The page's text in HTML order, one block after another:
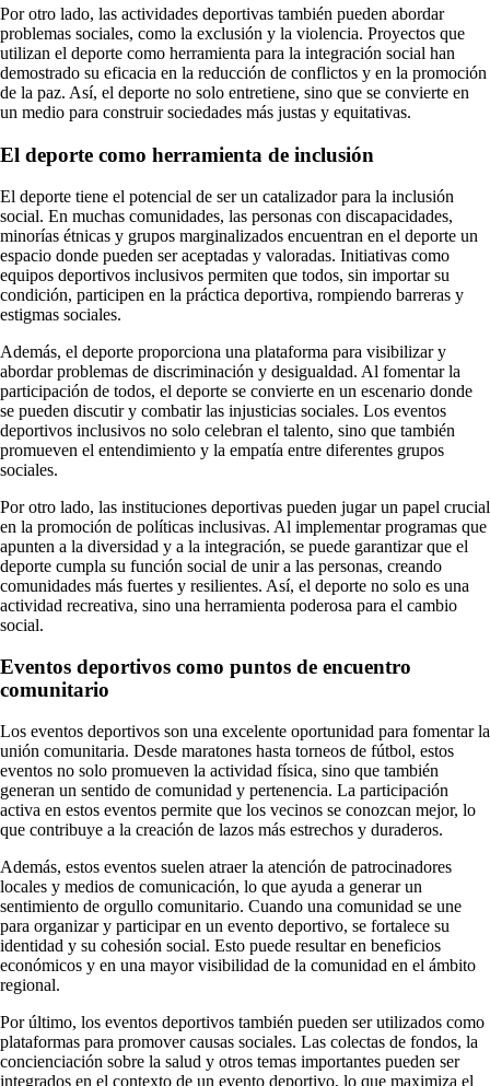
Por otro lado, las actividades deportivas también pueden abordar
problemas sociales, como la exclusión y la violencia. Proyectos que
utilizan el deporte como herramienta para la integración social han
demostrado su eficacia en la reducción de conflictos y en la promoción
de la paz. Así, el deporte no solo entretiene, sino que se convierte en
un medio para construir sociedades más justas y equitativas.
El deporte como herramienta de inclusión
El deporte tiene el potencial de ser un catalizador para la inclusión
social. En muchas comunidades, las personas con discapacidades,
minorías étnicas y grupos marginalizados encuentran en el deporte un
espacio donde pueden ser aceptadas y valoradas. Initiativas como
equipos deportivos inclusivos permiten que todos, sin importar su
condición, participen en la práctica deportiva, rompiendo barreras y
estigmas sociales.
Además, el deporte proporciona una plataforma para visibilizar y
abordar problemas de discriminación y desigualdad. Al fomentar la
participación de todos, el deporte se convierte en un escenario donde
se pueden discutir y combatir las injusticias sociales. Los eventos
deportivos inclusivos no solo celebran el talento, sino que también
promueven el entendimiento y la empatía entre diferentes grupos
sociales.
Por otro lado, las instituciones deportivas pueden jugar un papel crucial
en la promoción de políticas inclusivas. Al implementar programas que
apunten a la diversidad y a la integración, se puede garantizar que el
deporte cumpla su función social de unir a las personas, creando
comunidades más fuertes y resilientes. Así, el deporte no solo es una
actividad recreativa, sino una herramienta poderosa para el cambio
social.
Eventos deportivos como puntos de encuentro
comunitario
Los eventos deportivos son una excelente oportunidad para fomentar la
unión comunitaria. Desde maratones hasta torneos de fútbol, estos
eventos no solo promueven la actividad física, sino que también
generan un sentido de comunidad y pertenencia. La participación
activa en estos eventos permite que los vecinos se conozcan mejor, lo
que contribuye a la creación de lazos más estrechos y duraderos.
Además, estos eventos suelen atraer la atención de patrocinadores
locales y medios de comunicación, lo que ayuda a generar un
sentimiento de orgullo comunitario. Cuando una comunidad se une
para organizar y participar en un evento deportivo, se fortalece su
identidad y su cohesión social. Esto puede resultar en beneficios
económicos y en una mayor visibilidad de la comunidad en el ámbito
regional.
Por último, los eventos deportivos también pueden ser utilizados como
plataformas para promover causas sociales. Las colectas de fondos, la
concienciación sobre la salud y otros temas importantes pueden ser
integrados en el contexto de un evento deportivo, lo que maximiza el